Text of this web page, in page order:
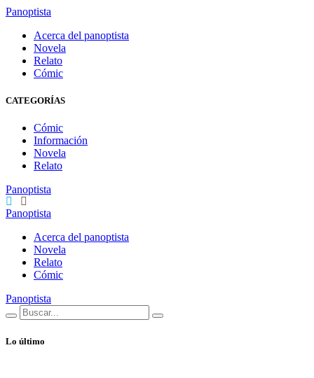
Panoptista
Acerca del panoptista
Novela
Relato
Cómic
CATEGORÍAS
Cómic
Información
Novela
Relato
Panoptista
Panoptista
Acerca del panoptista
Novela
Relato
Cómic
Panoptista
Lo último